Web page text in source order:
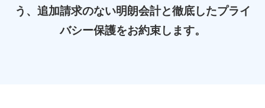
う、追加請求のない明朗会計と徹底したプライ
バシー保護をお約束します。